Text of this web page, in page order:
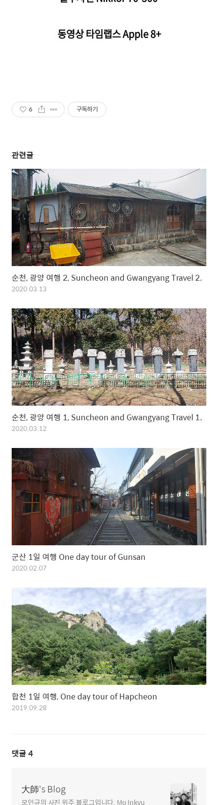
동영상 타임랩스 Apple 8+
6 구독하기
관련글
순천, 광양 여행 2, Suncheon and Gwangyang Travel 2.
2020.03.13
순천, 광양 여행 1, Suncheon and Gwangyang Travel 1.
2020.03.12
군산 1일 여행 One day tour of Gunsan
2020.02.07
합천 1일 여행, One day tour of Hapcheon
2019.09.28
댓글 4
大師's Blog
모인규의 사진 위주 블로그입니다. Mo Inkyu